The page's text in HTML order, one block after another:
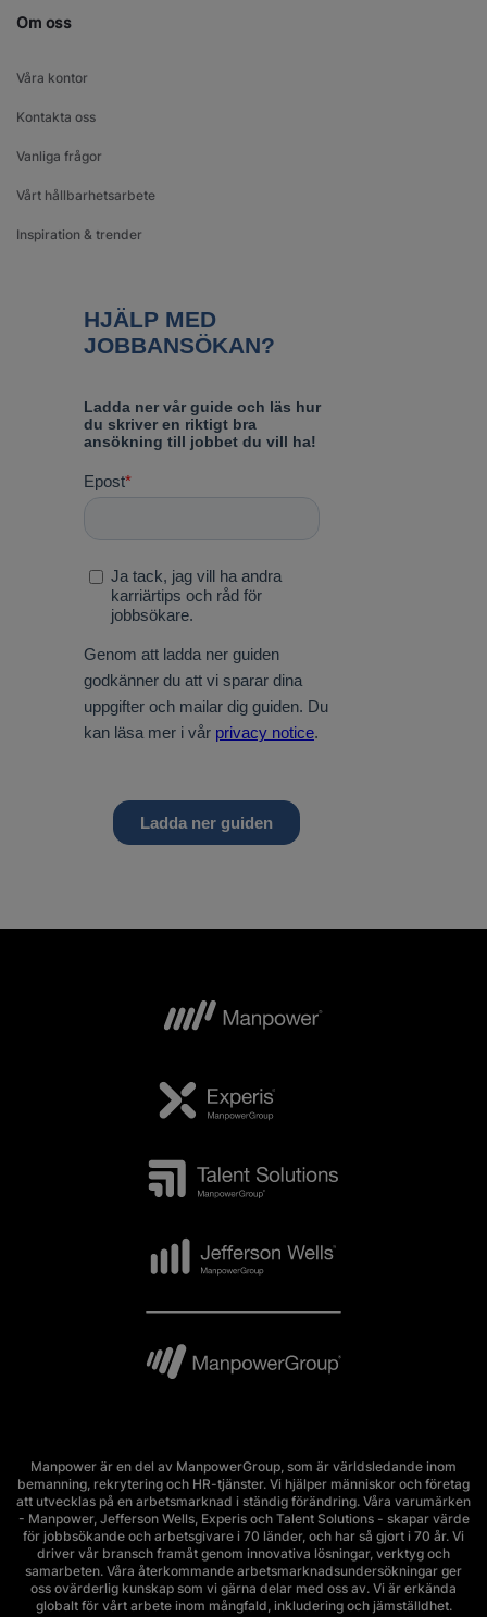
Om oss
Våra kontor
Kontakta oss
Vanliga frågor
Vårt hållbarhetsarbete
Inspiration & trender
Manpower är en del av ManpowerGroup, som är världsledande inom
bemanning, rekrytering och HR-tjänster. Vi hjälper människor och företag
att utvecklas på en arbetsmarknad i ständig förändring. Våra varumärken
- Manpower, Jefferson Wells, Experis och Talent Solutions - skapar värde
för jobbsökande och arbetsgivare i 70 länder, och har så gjort i 70 år. Vi
driver vår bransch framåt genom innovativa lösningar, verktyg och
samarbeten. Våra återkommande arbetsmarknadsundersökningar ger
oss ovärderlig kunskap som vi gärna delar med oss av. Vi är erkända
globalt för vårt arbete inom mångfald, inkludering och jämställdhet.